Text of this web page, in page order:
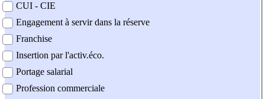
CUI - CIE
Engagement à servir dans la réserve
Franchise
Insertion par l'activ.éco.
Portage salarial
Profession commerciale